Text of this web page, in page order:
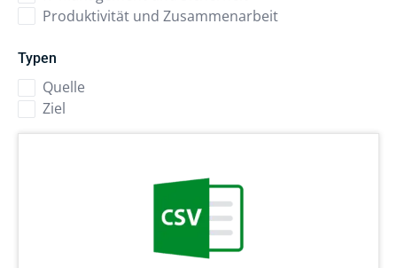
Produktivität und Zusammenarbeit
Typen
Quelle
Ziel